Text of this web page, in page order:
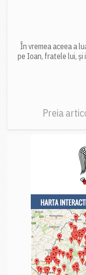
În vremea aceea a
pe Ioan, fratele lui, și
Preia